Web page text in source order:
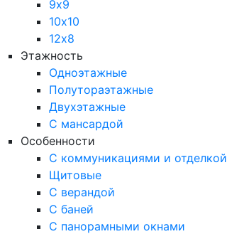
9х9
10х10
12х8
Этажность
Одноэтажные
Полутораэтажные
Двухэтажные
С мансардой
Особенности
С коммуникациями и отделкой
Щитовые
С верандой
С баней
С панорамными окнами